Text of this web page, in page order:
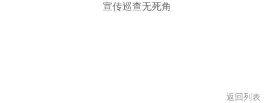
宣传巡查无死角
返回列表